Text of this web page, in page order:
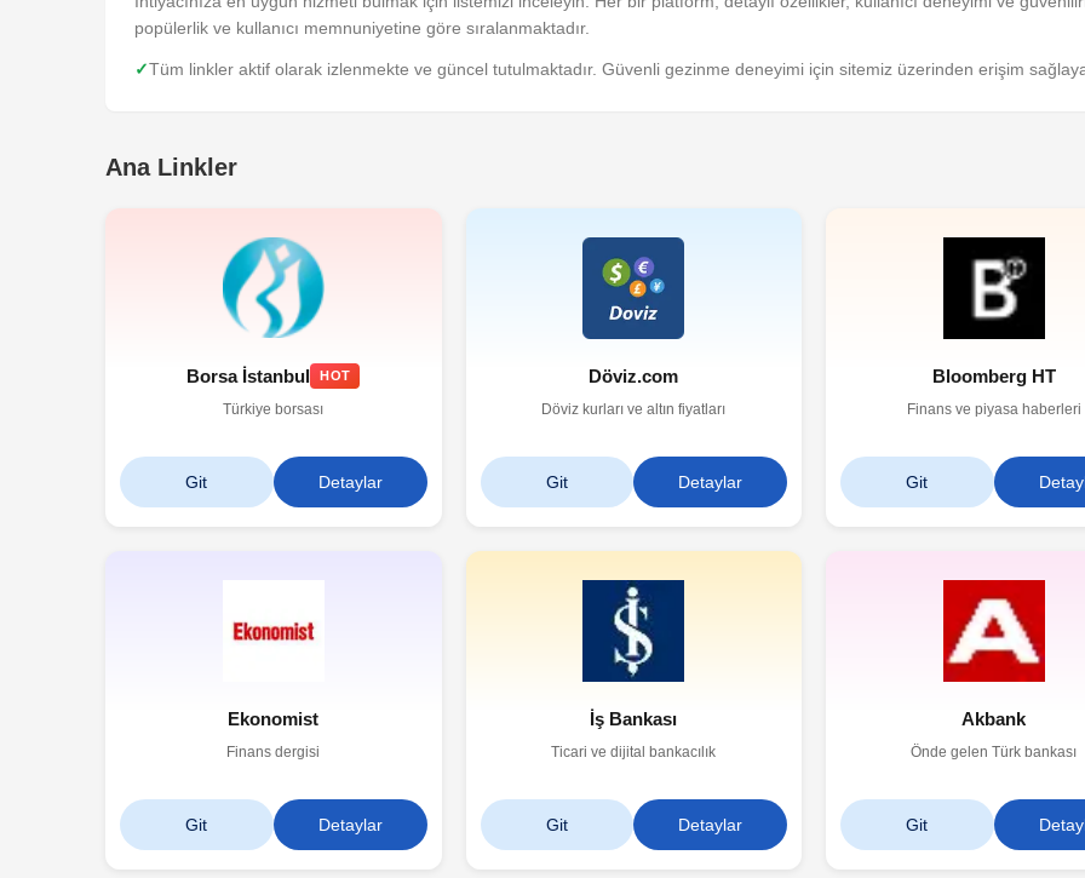
popülerlik ve kullanıcı memnuniyetine göre sıralanmaktadır.
✓Tüm linkler aktif olarak izlenmekte ve güncel tutulmaktadır. Güvenli gezinme deneyimi için sitemiz üzerinden erişim
Ana Linkler
Borsa İstanbul HOT
Türkiye borsası
Git Detaylar
Döviz.com
Döviz kurları ve altın fiyatları
Git Detaylar
Bloomberg HT
Finans ve piyasa haberleri
Git
Ekonomist
Finans dergisi
Git Detaylar
İş Bankası
Ticari ve dijital bankacılık
Git Detaylar
Akbank
Önde gelen Türk bankası
Git